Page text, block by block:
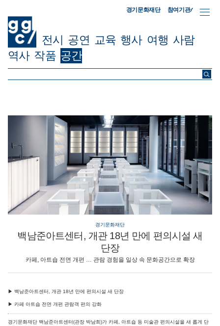
경기문화재단 참여기관/
전시 공연 교육 행사 여행 사람
역사 작품 공간
ggc/
경기문화재단
백남준아트센터, 개관 18년 만에 편의시설 새
단장
카페, 아트숍 전면 개편 … 관람 경험을 일상 속 문화공간으로 확장
▶ 백남준아트센터, 개관 18년 만에 편의시설 새 단장
▶ 카페 아트숍 전면 개편 관람객 편의 강화
경기문화재단 백남준아트센터(관장 박남희)가 카페, 아트숍 등 미술관 편의시설을 새 롭게 단